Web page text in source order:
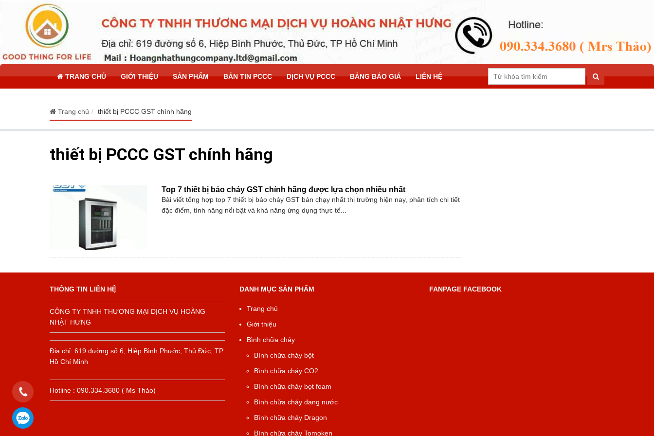
TRANG CHỦ GIỚI THIỆU SẢN PHẨM BẢN TIN PCCC DỊCH VỤ PCCC BẢNG BÁO GIÁ LIÊN HỆ
Trang chủ thiết bị PCCC GST chính hãng
thiết bị PCCC GST chính hãng
Top 7 thiết bị báo cháy GST chính hãng được lựa chọn nhiều nhất
Bài viết tổng hợp top 7 thiết bị báo cháy GST bán chạy nhất thị trường hiện nay, phân tích chi tiết
đặc điểm, tính năng nổi bật và khả năng ứng dụng thực tế...
THÔNG TIN LIÊN HỆ
CÔNG TY TNHH THƯƠNG MẠI DỊCH VỤ HOÀNG
NHẬT HƯNG
Địa chỉ: 619 đường số 6, Hiệp Bình Phước, Thủ Đức, TP
Hồ Chí Minh
Hotline : 090.334.3680 ( Ms Thảo)
DANH MỤC SẢN PHẨM
Trang chủ
Giới thiệu
Bình chữa cháy
Bình chữa cháy bột
Bình chữa cháy CO2
Bình chữa cháy bọt foam
Bình chữa cháy dạng nước
Bình chữa cháy Dragon
Bình chữa cháy Tomoken
FANPAGE FACEBOOK